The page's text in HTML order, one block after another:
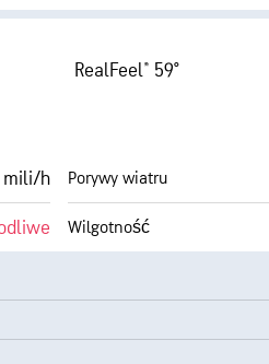
Zachmurzenie
Widoczność
RealFeel® 59°
mili/h Porywy wiatru
Wilgotność
Zachmurzenie
Widoczność